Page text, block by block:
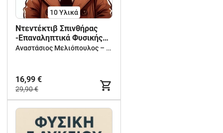
10 Υλικά
Ντεντέκτιβ Σπινθήρας
-Επαναληπτικά Φυσικής
Στ
Αναστάσιος Μελιόπουλος – Δημιουργική Μάθηση για Νηπιαγωγείο, Δημοτικό & Γυμνάσιο
16,99 €
29,90 €